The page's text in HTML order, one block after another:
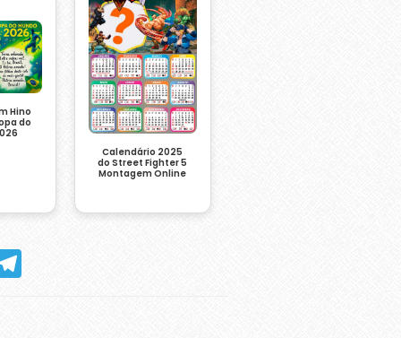
Hino
do
Calendário 2025
do Street Fighter 5
Montagem Online
Telegram